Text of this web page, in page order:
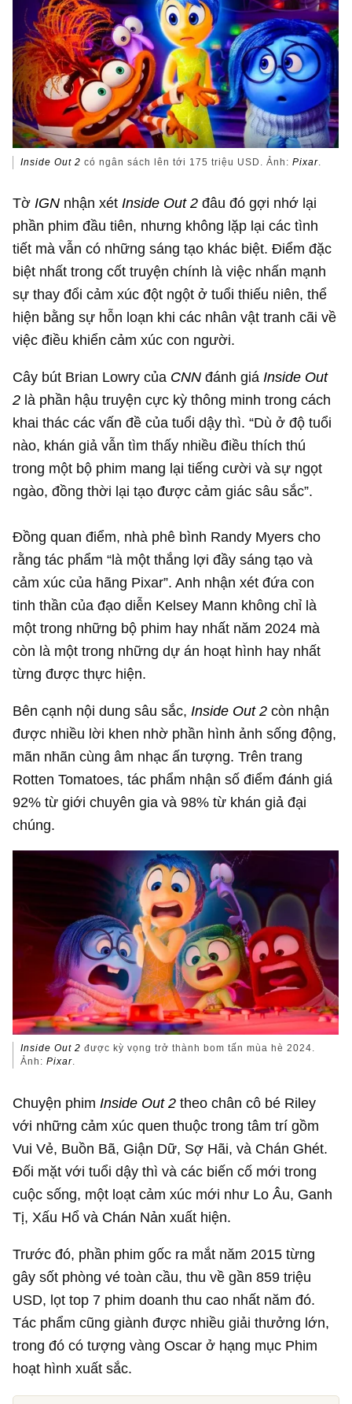
Inside Out 2có ngân sách lên tới 175 triệu USD . Ảnh:Pixar.
Tờ IGN nhận xét Inside Out 2đâu đó gợi nhớ lại
phần phim đầu tiên, nhưng không lặp lại các tình
tiết mà vẫn có những sáng tạo khác biệt. Điểm đặc
biệt nhất trong cốt truyện chính là việc nhấn mạnh
sự thay đổi cảm xúc đột ngột ở tuổi thiếu niên, thể
hiện bằng sự hỗn loạn khi các nhân vật tranh cãi về
việc điều khiển cảm xúc con người.
Cây bút Brian Lowry của CNN đánh giáInside Out
2 là phần hậu truyện cực kỳ thông minh trong cách
khai thác các vấn đề của tuổi dậy thì. “Dù ở độ tuổi
nào, khán giả vẫn tìm thấy nhiều điều thích thú
trong một bộ phim mang lại tiếng cười và sự ngọt
ngào, đồng thời lại tạo được cảm giác sâu sắc”.
Đồng quan điểm, nhà phê bình Randy Myers cho
rằng tác phẩm “là một thắng lợi đầy sáng tạo và
cảm xúc của hãng Pixar”. Anh nhận xét đứa con
tinh thần của đạo diễn Kelsey Mann không chỉ là
một trong những bộ phim hay nhất năm 2024 mà
còn là một trong những dự án hoạt hình hay nhất
từng được thực hiện.
Bên cạnh nội dung sâu sắc, Inside Out 2còn nhận
được nhiều lời khen nhờ phần hình ảnh sống động,
mãn nhãn cùng âm nhạc ấn tượng. Trên trang
Rotten Tomatoes, tác phẩm nhận số điểm đánh giá
92% từ giới chuyên gia và 98% từ khán giả đại
chúng.
Inside Out 2 được kỳ vọng trở thành bom tấn mùa hè 2024.
Ảnh:Pixar.
Chuyện phim Inside Out 2theo chân cô bé Riley
với những cảm xúc quen thuộc trong tâm trí gồm
Vui Vẻ, Buồn Bã, Giận Dữ, Sợ Hãi, và Chán Ghét.
Đối mặt với tuổi dậy thì và các biến cố mới trong
cuộc sống, một loạt cảm xúc mới như Lo Âu, Ganh
Tị, Xấu Hổ và Chán Nản xuất hiện.
Trước đó, phần phim gốc ra mắt năm 2015 từng
gây sốt phòng vé toàn cầu, thu về gần859 triệu
USD, lọt top 7 phim doanh thu cao nhất năm đó.
Tác phẩm cũng giành được nhiều giải thưởng lớn,
trong đó có tượng vàng Oscar ở hạng mục Phim
hoạt hình xuất sắc.